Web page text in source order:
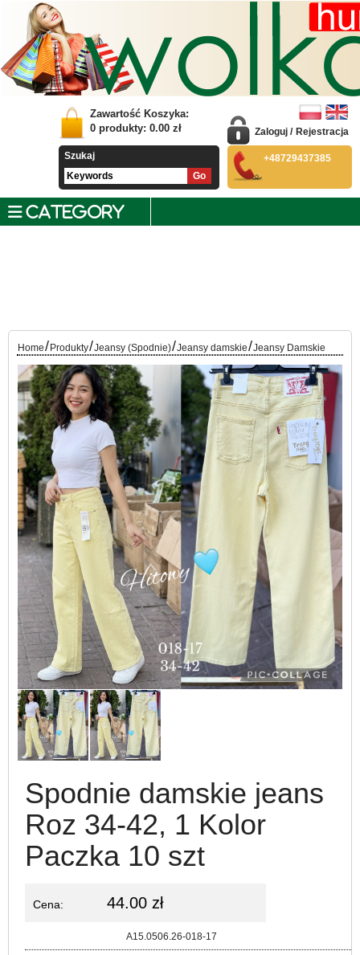
Zawartość Koszyka:
0 produkty: 0.00 zł
Szukaj
Zaloguj / Rejestracja
+48729437385
CATEGORY
Home/ Produkty/Jeansy (Spodnie)/Jeansy damskie/Jeansy Damskie
Spodnie damskie jeans
Roz 34-42, 1 Kolor
Paczka 10 szt
Cena: 44.00 zł
A15.0506.26-018-17